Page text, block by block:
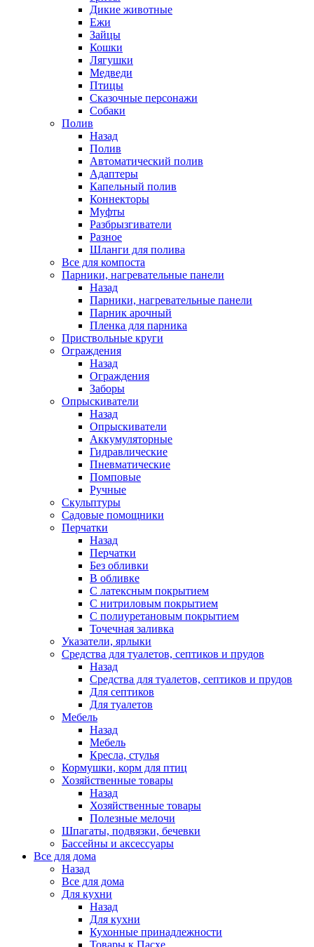
Дикие животные
Ежи
Зайцы
Кошки
Лягушки
Медведи
Птицы
Сказочные персонажи
Собаки
Полив
Назад
Полив
Автоматический полив
Адаптеры
Капельный полив
Коннекторы
Муфты
Разбрызгиватели
Разное
Шланги для полива
Все для компоста
Парники, нагревательные панели
Назад
Парники, нагревательные панели
Парник арочный
Пленка для парника
Приствольные круги
Ограждения
Назад
Ограждения
Заборы
Опрыскиватели
Назад
Опрыскиватели
Аккумуляторные
Гидравлические
Пневматические
Помповые
Ручные
Скульптуры
Садовые помощники
Перчатки
Назад
Перчатки
Без обливки
В обливке
С латексным покрытием
С нитриловым покрытием
С полиуретановым покрытием
Точечная заливка
Указатели, ярлыки
Средства для туалетов, септиков и прудов
Назад
Средства для туалетов, септиков и прудов
Для септиков
Для туалетов
Мебель
Назад
Мебель
Кресла, стулья
Кормушки, корм для птиц
Хозяйственные товары
Назад
Хозяйственные товары
Полезные мелочи
Шпагаты, подвязки, бечевки
Бассейны и аксессуары
Все для дома
Назад
Все для дома
Для кухни
Назад
Для кухни
Кухонные принадлежности
Товары к Пасхе